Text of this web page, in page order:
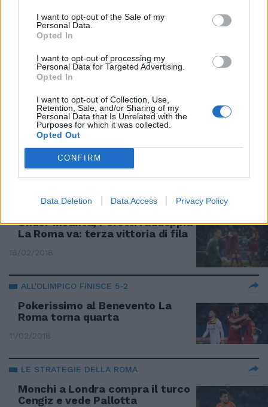
I want to opt-out of the Sale of my
Personal Data.
Opted In
I want to opt-out of processing my
Personal Data for Targeted Advertising.
Opted In
I want to opt-out of Collection, Use,
Retention, Sale, and/or Sharing of my
Personal Data that Is Unrelated with the
Purposes for which it was collected.
Opted Out
CONFIRM
Data Deletion Data Access Privacy Policy
1-0 ALLA SARDEGNA ARENA
La Roma passa a Cagliari e
mette un piede in Champions
06/05/2018
L'ANDATA DEGLI OTTAVI
Champions, la Roma dura solo un
tempo. Under illude poi lo
Shakhtar la ribalta
25/02/2018
I GIALLOROSSI SBANCANO UDINE
Under incanta, Perotti raddoppia
La Roma va: terza vittoria di fila
18/02/2018
ALL'OLIMPICO FINISCE 5-2
Pokerissimo al Benevento La
Roma torna quarta
11/02/2018
LE STRATEGIE DELLA ROMA
Monchi a Londra compra il turco
Cengiz e vede Pallotta